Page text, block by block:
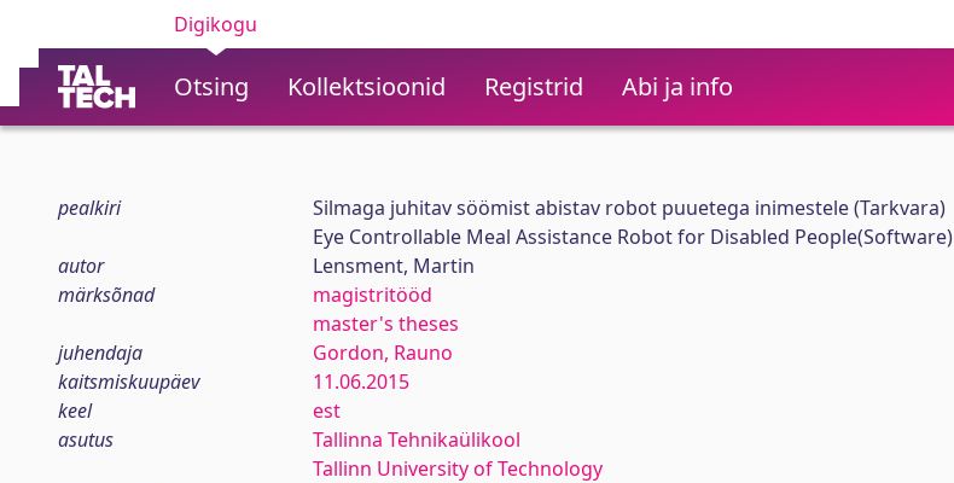
Digikogu
Otsing Kollektsioonid Registrid Abi ja info
pealkiri
Silmaga juhitav söömist abistav robot puuetega inimestele (Tarkvara)
Eye Controllable Meal Assistance Robot for Disabled People(Software)
autor
Lensment, Martin
märksõnad
magistritööd
master's theses
juhendaja
Gordon, Rauno
kaitsmiskuupäev
11.06.2015
keel
est
asutus
Tallinna Tehnikaülikool
Tallinn University of Technology